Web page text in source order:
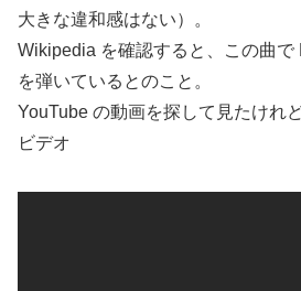
大きな違和感はない）。
Wikipedia を確認すると、この曲で
を弾いているとのこと。
YouTube の動画を探して見たけれ
ビデオ